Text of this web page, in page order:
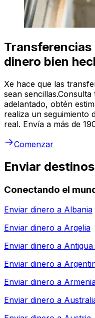
dinero bien
Xe hace que las
sean
adelantado, obtén
realiza un seguimiento
real. Envía a más de
Comenzar
Enviar
Conectando el
Enviar dinero a Albania
Enviar dinero a Argelia
Enviar dinero a
Enviar dinero a
Enviar dinero a
Enviar dinero a